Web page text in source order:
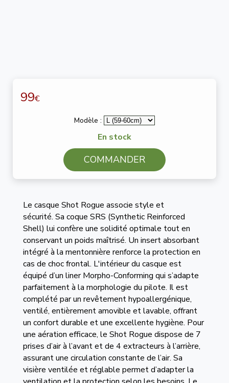
99€
Modèle :
En stock
COMMANDER
Le casque Shot Rogue associe style et
sécurité. Sa coque SRS (Synthetic Reinforced
Shell) lui confère une solidité optimale tout en
conservant un poids maîtrisé. Un insert absorbant
intégré à la mentonnière renforce la protection en
cas de choc frontal. L'intérieur du casque est
équipé d’un liner Morpho-Conforming qui s’adapte
parfaitement à la morphologie du pilote. Il est
complété par un revêtement hypoallergénique,
ventilé, entièrement amovible et lavable, offrant
un confort durable et une excellente hygiène. Pour
une aération efficace, le Shot Rogue dispose de 7
prises d’air à l’avant et de 4 extracteurs à l’arrière,
assurant une circulation constante de l’air. Sa
visière ventilée et réglable permet d’adapter la